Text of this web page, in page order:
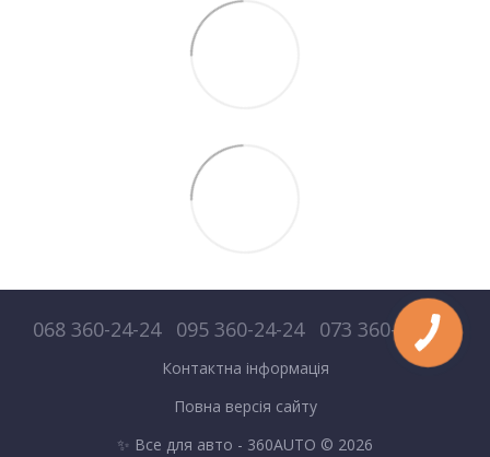
068 360-24-24 095 360-24-24 073 360-24-24
Контактна інформація
Повна версія сайту
✨ Все для авто - 360AUTO © 2026